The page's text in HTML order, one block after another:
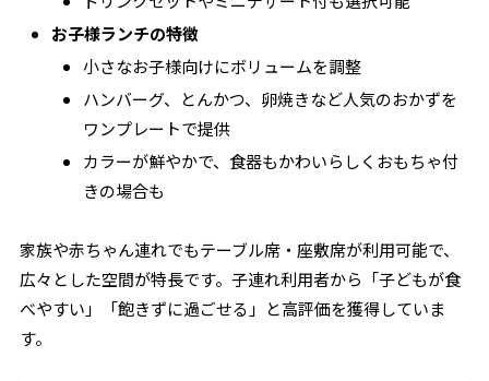
お子様ランチの特徴
小さなお子様向けにボリュームを調整
ハンバーグ、とんかつ、卵焼きなど人気のおかずを
ワンプレートで提供
カラーが鮮やかで、食器もかわいらしくおもちゃ付
きの場合も
家族や赤ちゃん連れでもテーブル席・座敷席が利用可能で、
広々とした空間が特長です。子連れ利用者から「子どもが食
べやすい」「飽きずに過ごせる」と高評価を獲得していま
す。